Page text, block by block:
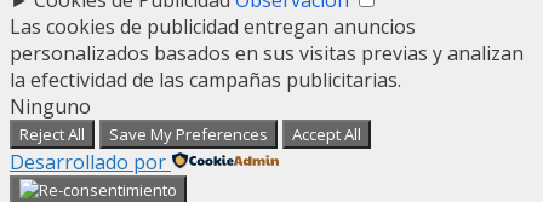
Las cookies de publicidad entregan anuncios
personalizados basados en sus visitas previas y analizan
la efectividad de las campañas publicitarias.
Ninguno
Reject All Save My Preferences Accept All
Desarrollado por